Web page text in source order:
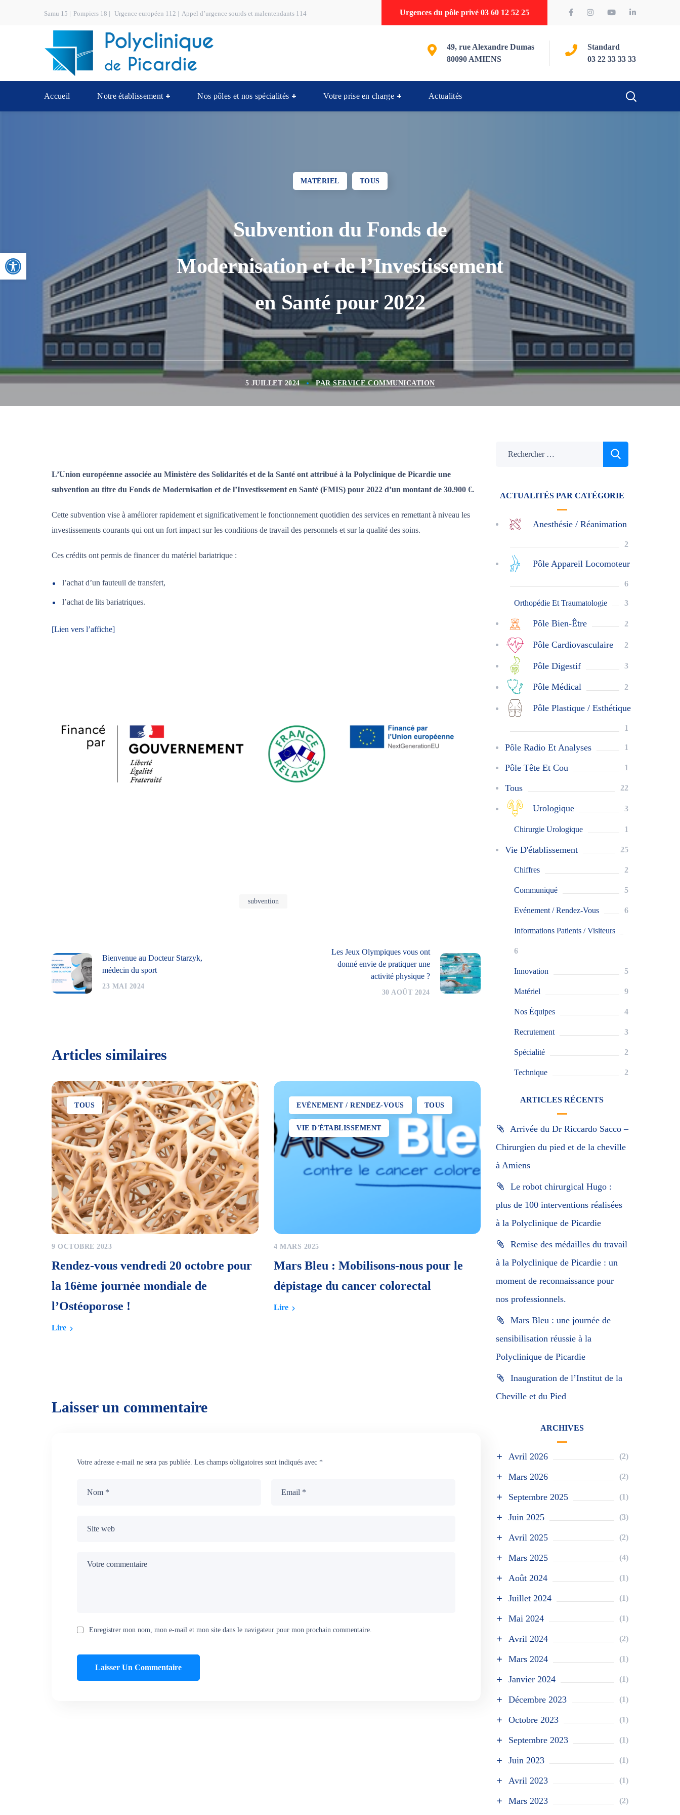
Ouvrir la barre d’outils
Samu 15 | Pompiers 18 | Urgence européen 112 | Appel d’urgence sourds et malentendants 114 Urgences du pôle privé 03 60 12 52 25
49, rue Alexandre Dumas
80090 AMIENS
Standard
03 22 33 33 33
Accueil Notre établissement Nos pôles et nos spécialités Votre prise en charge Actualités
MATÉRIEL TOUS
Subvention du Fonds de
Modernisation et de l’Investissement
en Santé pour 2022
5 JUILLET 2024 PARSERVICE COMMUNICATION
L’Union européenne associée au Ministère des Solidarités et de la Santé ont attribué à la Polyclinique de Picardie une
subvention au titre du Fonds de Modernisation et de l’Investissement en Santé (FMIS) pour 2022 d’un montant de 30.900 €.
Cette subvention vise à améliorer rapidement et significativement le fonctionnement quotidien des services en remettant à niveau les
investissements courants qui ont un fort impact sur les conditions de travail des personnels et sur la qualité des soins.
Ces crédits ont permis de financer du matériel bariatrique :
l’achat d’un fauteuil de transfert,
l’achat de lits bariatriques.
[Lien vers l’affiche]
subvention
Bienvenue au Docteur Starzyk,
médecin du sport
23 MAI 2024
Les Jeux Olympiques vous ont
donné envie de pratiquer une
activité physique ?
30 AOÛT 2024
Articles similaires
TOUS
9 OCTOBRE 2023
Rendez-vous vendredi 20 octobre pour
la 16ème journée mondiale de
l’Ostéoporose !
Lire
EVÉNEMENT / RENDEZ-VOUS TOUS
VIE D'ÉTABLISSEMENT
4 MARS 2025
Mars Bleu : Mobilisons-nous pour le
dépistage du cancer colorectal
Lire
Laisser un commentaire
Votre adresse e-mail ne sera pas publiée. Les champs obligatoires sont indiqués avec *
Enregistrer mon nom, mon e-mail et mon site dans le navigateur pour mon prochain commentaire.
ACTUALITÉS PAR CATÉGORIE
Anesthésie / Réanimation
2
Pôle Appareil Locomoteur
6
Orthopédie Et Traumatologie 3
Pôle Bien-Être 2
Pôle Cardiovasculaire 2
Pôle Digestif 3
Pôle Médical 2
Pôle Plastique / Esthétique
1
Pôle Radio Et Analyses 1
Pôle Tête Et Cou 1
Tous 22
Urologique 3
Chirurgie Urologique 1
Vie D'établissement 25
Chiffres 2
Communiqué 5
Evénement / Rendez-Vous 6
Informations Patients / Visiteurs
6
Innovation 5
Matériel 9
Nos Équipes 4
Recrutement 3
Spécialité 2
Technique 2
ARTICLES RÉCENTS
Arrivée du Dr Riccardo Sacco –
Chirurgien du pied et de la cheville
à Amiens
Le robot chirurgical Hugo :
plus de 100 interventions réalisées
à la Polyclinique de Picardie
Remise des médailles du travail
à la Polyclinique de Picardie : un
moment de reconnaissance pour
nos professionnels.
Mars Bleu : une journée de
sensibilisation réussie à la
Polyclinique de Picardie
Inauguration de l’Institut de la
Cheville et du Pied
ARCHIVES
Avril 2026 (2)
Mars 2026 (2)
Septembre 2025 (1)
Juin 2025 (3)
Avril 2025 (2)
Mars 2025 (4)
Août 2024 (1)
Juillet 2024 (1)
Mai 2024 (1)
Avril 2024 (2)
Mars 2024 (1)
Janvier 2024 (1)
Décembre 2023 (1)
Octobre 2023 (1)
Septembre 2023 (1)
Juin 2023 (1)
Avril 2023 (1)
Mars 2023 (2)